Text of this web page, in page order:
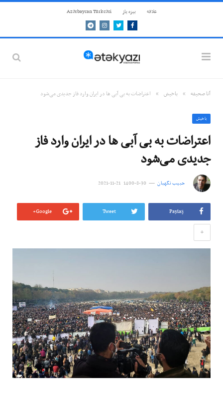
علاقه بيزه ياز Azərbaycan Türkcəsi
Facebook
Twitter
Instagram
Telegram
آنا صحيفه » باخيش » اعتراضات به بی آبی ها در ایران وارد فاز جدیدی می‌شود
باخيش
اعتراضات به بی آبی ها در ایران وارد فاز
جدیدی می‌شود
حبیب نگهبان 30-8-1400 21-11-2021
Paylaş
Tweet
Google+
+